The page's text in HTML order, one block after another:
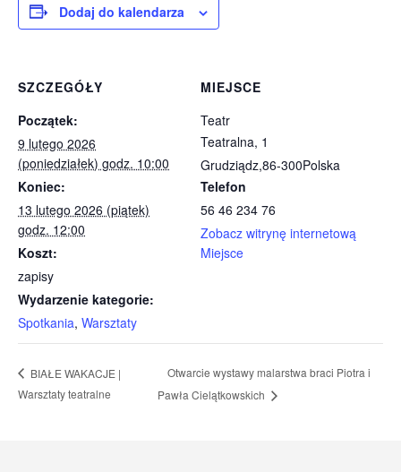
Dodaj do kalendarza
SZCZEGÓŁY
Początek:
9 lutego 2026
(poniedziałek) godz. 10:00
Koniec:
13 lutego 2026 (piątek)
godz. 12:00
Koszt:
zapisy
Wydarzenie kategorie:
Spotkania, Warsztaty
MIEJSCE
Teatr
Teatralna, 1
Grudziądz,86-300Polska
Telefon
56 46 234 76
Zobacz witrynę internetową
Miejsce
BIAŁE WAKACJE |
Warsztaty teatralne
Otwarcie wystawy malarstwa braci Piotra i
Pawła Cielątkowskich